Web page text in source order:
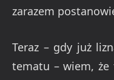
zarazem
Teraz – gdy już
tematu – wiem, że